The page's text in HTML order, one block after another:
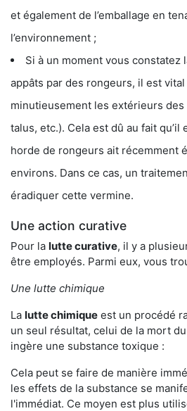
et également de l’emballage en
l’environnement ;
Si à un moment vous constatez
appâts par des rongeurs, il est
minutieusement les extérieurs
talus, etc.). Cela est dû au fait qu’il
horde de rongeurs ait récemment
environs. Dans ce cas, un
éradiquer cette vermine.
Une action curative
Pour la lutte curative, il y a
être employés. Parmi eux, vous
Une lutte chimique
La lutte chimique est un procédé
un seul résultat, celui de la mort
ingère une substance toxique :
Cela peut se faire de manière
les effets de la substance se
l'immédiat. Ce moyen est plus